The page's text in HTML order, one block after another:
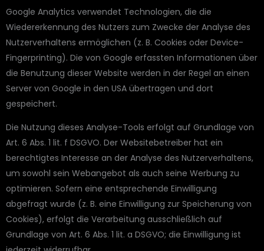
Google Analytics verwendet Technologien, die die
Wiedererkennung des Nutzers zum Zwecke der Analyse des
Nutzerverhaltens ermöglichen (z. B. Cookies oder Device-
Fingerprinting). Die von Google erfassten Informationen über
die Benutzung dieser Website werden in der Regel an einen
Server von Google in den USA übertragen und dort
gespeichert.
Die Nutzung dieses Analyse-Tools erfolgt auf Grundlage von
Art. 6 Abs. 1 lit. f DSGVO. Der Websitebetreiber hat ein
berechtigtes Interesse an der Analyse des Nutzerverhaltens,
um sowohl sein Webangebot als auch seine Werbung zu
optimieren. Sofern eine entsprechende Einwilligung
abgefragt wurde (z. B. eine Einwilligung zur Speicherung von
Cookies), erfolgt die Verarbeitung ausschließlich auf
Grundlage von Art. 6 Abs. 1 lit. a DSGVO; die Einwilligung ist